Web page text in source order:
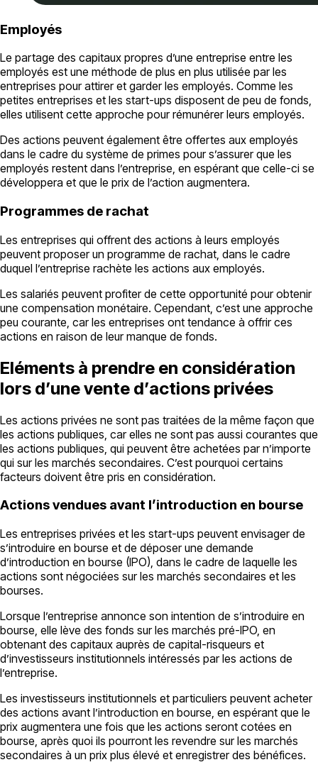
Employés
Le partage des capitaux propres d’une entreprise entre les
employés est une méthode de plus en plus utilisée par les
entreprises pour attirer et garder les employés. Comme les
petites entreprises et les start-ups disposent de peu de fonds,
elles utilisent cette approche pour rémunérer leurs employés.
Des actions peuvent également être offertes aux employés
dans le cadre du système de primes pour s’assurer que les
employés restent dans l’entreprise, en espérant que celle-ci se
développera et que le prix de l’action augmentera.
Programmes de rachat
Les entreprises qui offrent des actions à leurs employés
peuvent proposer un programme de rachat, dans le cadre
duquel l’entreprise rachète les actions aux employés.
Les salariés peuvent profiter de cette opportunité pour obtenir
une compensation monétaire. Cependant, c’est une approche
peu courante, car les entreprises ont tendance à offrir ces
actions en raison de leur manque de fonds.
Eléments à prendre en considération
lors d’une vente d’actions privées
Les actions privées ne sont pas traitées de la même façon que
les actions publiques, car elles ne sont pas aussi courantes que
les actions publiques, qui peuvent être achetées par n’importe
qui sur les marchés secondaires. C’est pourquoi certains
facteurs doivent être pris en considération.
Actions vendues avant l’introduction en bourse
Les entreprises privées et les start-ups peuvent envisager de
s’introduire en bourse et de déposer une demande
d’introduction en bourse (IPO), dans le cadre de laquelle les
actions sont négociées sur les marchés secondaires et les
bourses.
Lorsque l’entreprise annonce son intention de s’introduire en
bourse, elle lève des fonds sur les marchés pré-IPO, en
obtenant des capitaux auprès de capital-risqueurs et
d’investisseurs institutionnels intéressés par les actions de
l’entreprise.
Les investisseurs institutionnels et particuliers peuvent acheter
des actions avant l’introduction en bourse, en espérant que le
prix augmentera une fois que les actions seront cotées en
bourse, après quoi ils pourront les revendre sur les marchés
secondaires à un prix plus élevé et enregistrer des bénéfices.